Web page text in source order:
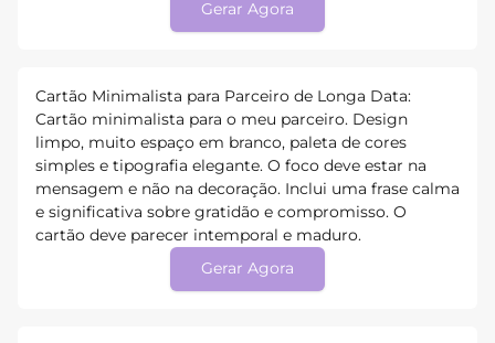
Gerar Agora
Cartão Minimalista para Parceiro de Longa Data:
Cartão minimalista para o meu parceiro. Design
limpo, muito espaço em branco, paleta de cores
simples e tipografia elegante. O foco deve estar na
mensagem e não na decoração. Inclui uma frase calma
e significativa sobre gratidão e compromisso. O
cartão deve parecer intemporal e maduro.
Gerar Agora